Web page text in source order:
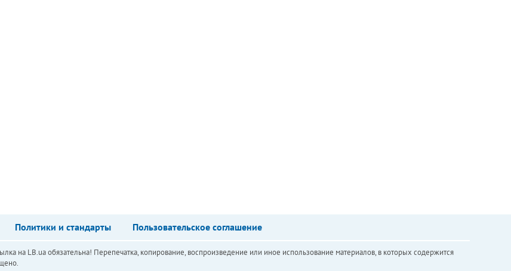
Политики и стандарты Пользовательское соглашение
на LB.ua обязательна! Перепечатка, копирование, воспроизведение или иное использование материалов, в которых содержится